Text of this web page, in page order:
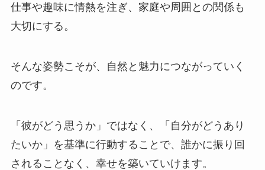
仕事や趣味に情熱を注ぎ、家庭や周囲との関係も
大切にする。
そんな姿勢こそが、自然と魅力につながっていく
のです。
「彼がどう思うか」ではなく、「自分がどうあり
たいか」を基準に行動することで、誰かに振り回
されることなく、幸せを築いていけます。